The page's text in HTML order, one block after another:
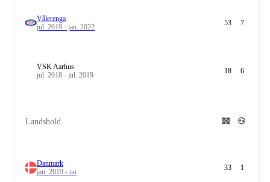
Vålerenga
jul. 2019 - jan. 2022
53 7
VSK Aarhus
jul. 2018 - jul. 2019
18 6
Landshold
Danmark
jan. 2019 - nu
33 1